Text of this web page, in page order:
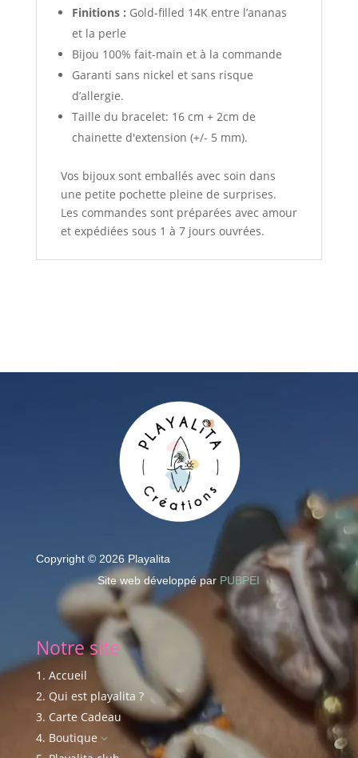
Finitions : Gold-filled 14K entre l’ananas
et la perle
Bijou 100% fait-main et à la commande
Garanti sans nickel et sans risque
d’allergie.
Taille du bracelet: 16 cm + 2cm de
chainette d'extension (+/- 5 mm).
Vos bijoux sont emballés avec soin dans
une petite pochette pleine de surprises.
Les commandes sont préparées avec amour
et expédiées sous 1 à 7 jours ouvrées.
Copyright © 2026 Playalita
Site web développé par PUBPEI
Notre site
Accueil
Qui est playalita ?
Carte Cadeau
Boutique 3